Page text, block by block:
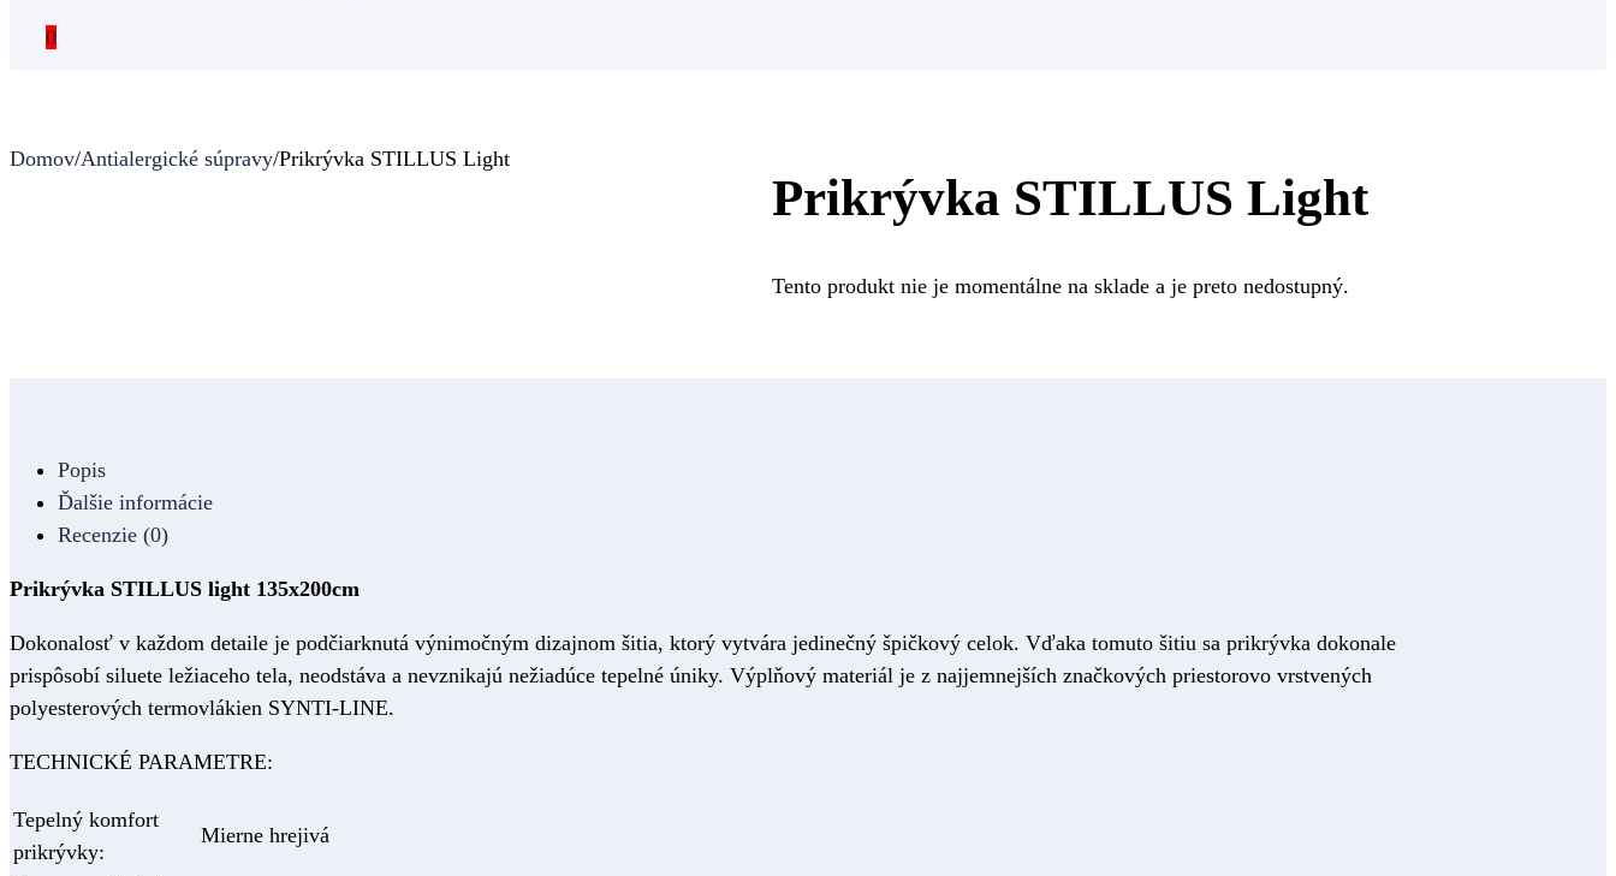
0
Domov/Antialergické súpravy/Prikrývka STILLUS Light
Prikrývka STILLUS Light
Tento produkt nie je momentálne na sklade a je preto nedostupný.
Popis
Ďalšie informácie
Recenzie (0)
Prikrývka STILLUS light 135x200cm
Dokonalosť v každom detaile je podčiarknutá výnimočným dizajnom šitia, ktorý vytvára jedinečný špičkový celok. Vďaka tomuto šitiu sa prikrývka dokonale
prispôsobí siluete ležiaceho tela, neodstáva a nevznikajú nežiadúce tepelné úniky. Výplňový materiál je z najjemnejších značkových priestorovo vrstvených
polyesterových termovlákien SYNTI-LINE.
TECHNICKÉ PARAMETRE:
Tepelný komfort
prikrývky:
Mierne hrejivá